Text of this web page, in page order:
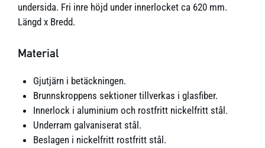
undersida. Fri inre höjd under innerlocket ca 620 mm.
Längd x Bredd.
Material
Gjutjärn i betäckningen.
Brunnskroppens sektioner tillverkas i glasfiber.
Innerlock i aluminium och rostfritt nickelfritt stål.
Underram galvaniserat stål.
Beslagen i nickelfritt rostfritt stål.